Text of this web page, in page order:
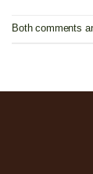
Both comments